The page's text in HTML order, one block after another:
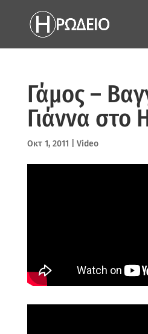
Γάμος –
Γιάννα στο
Οκτ 1, 2011 Video